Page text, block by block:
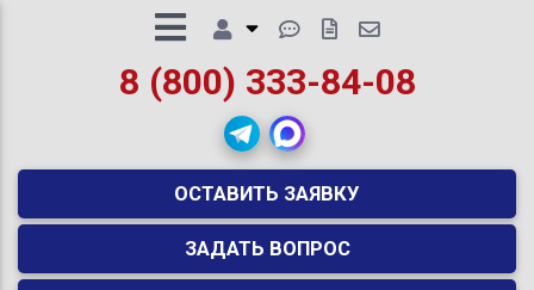
8 (800) 333-84-08
ОСТАВИТЬ ЗАЯВКУ
ЗАДАТЬ ВОПРОС